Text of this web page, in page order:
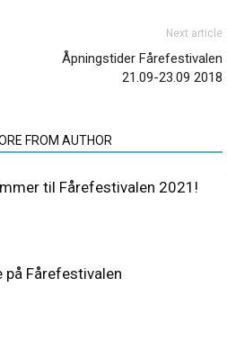
Next article
Åpningstider Fårefestivalen
21.09-23.09 2018
FROM AUTHOR
til Fårefestivalen 2021!
på Fårefestivalen